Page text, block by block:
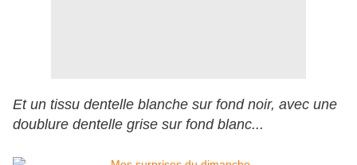
Et un tissu dentelle blanche sur fond noir, avec une
doublure dentelle grise sur fond blanc...